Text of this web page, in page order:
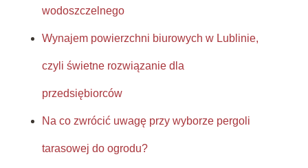
wodoszczelnego
Wynajem powierzchni biurowych w Lublinie,
czyli świetne rozwiązanie dla
przedsiębiorców
Na co zwrócić uwagę przy wyborze pergoli
tarasowej do ogrodu?